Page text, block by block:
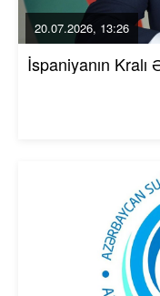
20.07.2026, 13:26
İspaniyanın